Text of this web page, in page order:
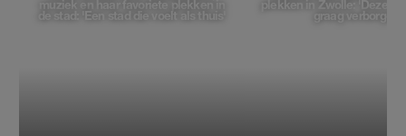
muziek en haar favoriete plekken in
de stad: 'Een stad die voelt als thuis'
plekken in Zwolle: 'Deze
graag verborgen'